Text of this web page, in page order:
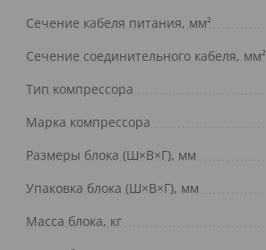
Сечение кабеля питания, мм²
Сечение соединительного кабеля, мм²
Тип компрессора
Марка компрессора
Размеры блока (Ш×В×Г), мм
Упаковка блока (Ш×В×Г), мм
Масса блока, кг